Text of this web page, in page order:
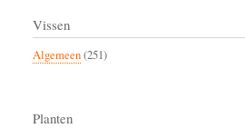
Vissen
Algemeen(251)
Planten